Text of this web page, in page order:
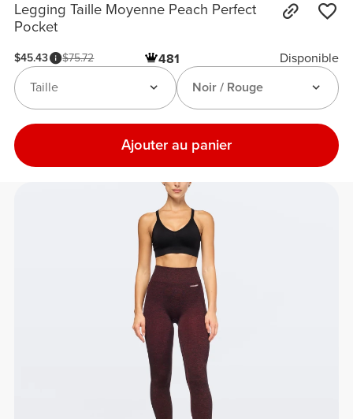
Legging Taille Moyenne Peach Perfect
Pocket
$45.43 $75.72 481
Disponible
Noir / Rouge
Taille
Ajouter au panier